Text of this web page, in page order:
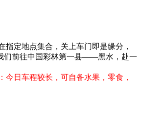
指定地点集合，关上车门即是缘分，
们前往中国彩林第一县——黑水，赴一
今日车程较长，可自备水果，零食，